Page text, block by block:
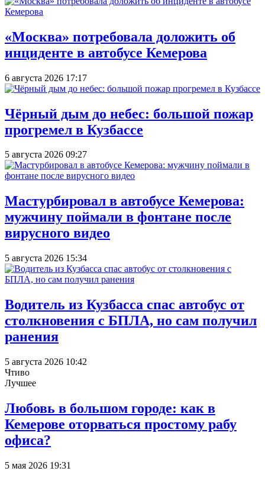
«Москва» потребовала доложить об
инциденте в автобусе Кемерова
6 августа 2026 17:17
Чёрный дым до небес: большой пожар
прогремел в Кузбассе
5 августа 2026 09:27
Мастурбировал в автобусе Кемерова:
мужчину поймали в фонтане после
вирусного видео
5 августа 2026 15:34
Водитель из Кузбасса спас автобус от
столкновения с БПЛА, но сам получил
ранения
5 августа 2026 10:42
Чтиво
Лучшее
Любовь в большом городе: как в
Кемерове оторваться простому рабу
офиса?
5 мая 2026 19:31